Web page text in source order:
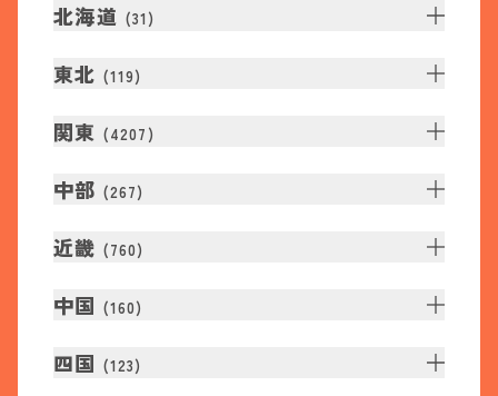
北海道 (31 )
東北 (119)
関東 (4207 )
中部 (267)
近畿 (760)
中国 (160)
四国 (123)